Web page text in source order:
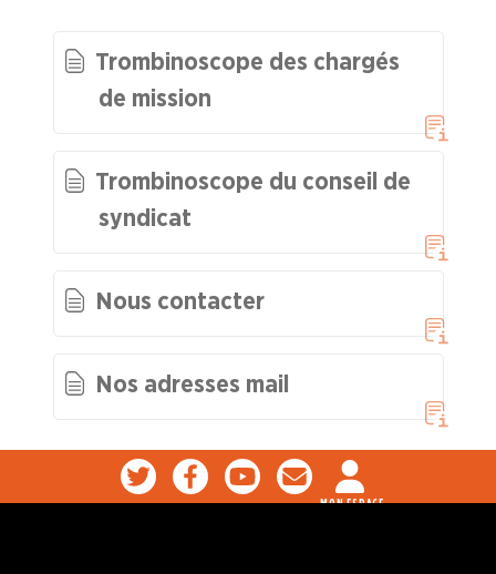
Qui sommes nous ?
Vidéos des membres du syndicat
Nos réseaux sociaux
OUTILS
AGENDA
adhérer ?
Trombinoscope des chargés
de mission
Trombinoscope du conseil de
syndicat
Nous contacter
Nos adresses mail
MON ESPACE